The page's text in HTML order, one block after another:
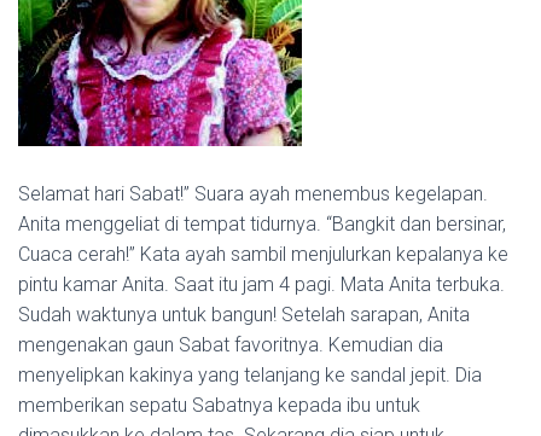
Selamat hari Sabat!” Suara ayah menembus kegelapan.
Anita menggeliat di tempat tidurnya. “Bangkit dan bersinar,
Cuaca cerah!” Kata ayah sambil menjulurkan kepalanya ke
pintu kamar Anita. Saat itu jam 4 pagi. Mata Anita terbuka.
Sudah waktunya untuk bangun! Setelah sarapan, Anita
mengenakan gaun Sabat favoritnya. Kemudian dia
menyelipkan kakinya yang telanjang ke sandal jepit. Dia
memberikan sepatu Sabatnya kepada ibu untuk